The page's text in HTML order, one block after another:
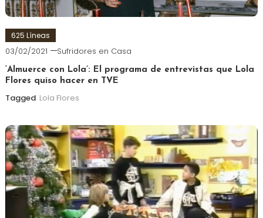
625 Líneas
03/02/2021 Sufridores en Casa
‘Almuerce con Lola’: El programa de entrevistas que Lola
Flores quiso hacer en TVE
Tagged Lola Flores